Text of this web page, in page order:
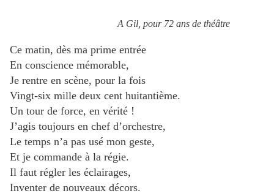
A Gil, pour 72 ans de théâtre
Ce matin, dès ma prime entrée
En conscience mémorable,
Je rentre en scène, pour la fois
Vingt-six mille deux cent huitantième.
Un tour de force, en vérité !
J’agis toujours en chef d’orchestre,
Le temps n’a pas usé mon geste,
Et je commande à la régie.
Il faut régler les éclairages,
Inventer de nouveaux décors.